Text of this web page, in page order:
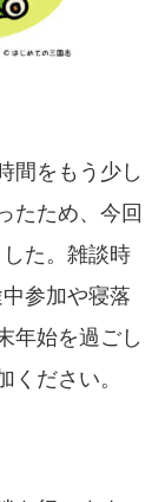
間をもう少し
たため、今回
た。雑談時
参加や寝落
年始を過ごし
ださい。